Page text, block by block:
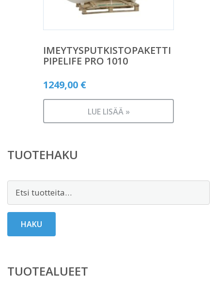
IMEYTYSPUTKISTOPAKETTI
PIPELIFE PRO 1010
1249,00 €
LUE LISÄÄ »
TUOTEHAKU
Etsi:
HAKU
TUOTEALUEET